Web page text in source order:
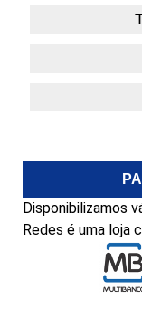
Disponibilizamos
Redes é uma loja